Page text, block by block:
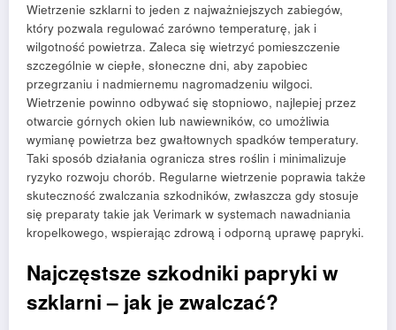
Wietrzenie szklarni to jeden z najważniejszych zabiegów,
który pozwala regulować zarówno temperaturę, jak i
wilgotność powietrza. Zaleca się wietrzyć pomieszczenie
szczególnie w ciepłe, słoneczne dni, aby zapobiec
przegrzaniu i nadmiernemu nagromadzeniu wilgoci.
Wietrzenie powinno odbywać się stopniowo, najlepiej przez
otwarcie górnych okien lub nawiewników, co umożliwia
wymianę powietrza bez gwałtownych spadków temperatury.
Taki sposób działania ogranicza stres roślin i minimalizuje
ryzyko rozwoju chorób. Regularne wietrzenie poprawia także
skuteczność zwalczania szkodników, zwłaszcza gdy stosuje
się preparaty takie jak Verimark w systemach nawadniania
kropelkowego, wspierając zdrową i odporną uprawę papryki.
Najczęstsze szkodniki papryki w
szklarni – jak je zwalczać?